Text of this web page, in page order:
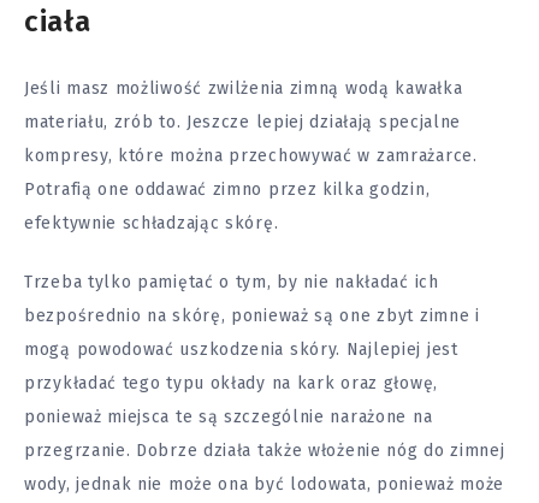
ciała
Jeśli masz możliwość zwilżenia zimną wodą kawałka
materiału, zrób to. Jeszcze lepiej działają specjalne
kompresy, które można przechowywać w zamrażarce.
Potrafią one oddawać zimno przez kilka godzin,
efektywnie schładzając skórę.
Trzeba tylko pamiętać o tym, by nie nakładać ich
bezpośrednio na skórę, ponieważ są one zbyt zimne i
mogą powodować uszkodzenia skóry. Najlepiej jest
przykładać tego typu okłady na kark oraz głowę,
ponieważ miejsca te są szczególnie narażone na
przegrzanie. Dobrze działa także włożenie nóg do zimnej
wody, jednak nie może ona być lodowata, ponieważ może